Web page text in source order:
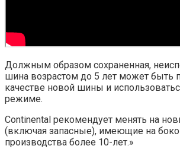
Должным образом сохраненная,
шина возрастом до 5 лет может быть
качестве новой шины и
режиме.
Continental рекомендует менять на
(включая запасные), имеющие на
производства более 10-лет.»